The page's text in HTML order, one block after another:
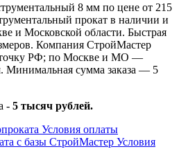
8 мм по цене от 215
прокат в наличии и
и Московской области. Быстрая
Компания СтройМастер
точку РФ; по Москве и МО —
Минимальная сумма заказа — 5
- 5 тысяч рублей.
Условия оплаты
Условия